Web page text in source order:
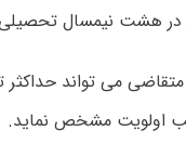
در هشت نیمسال
می تواند حداکثر
اولویت مشخص نماید.